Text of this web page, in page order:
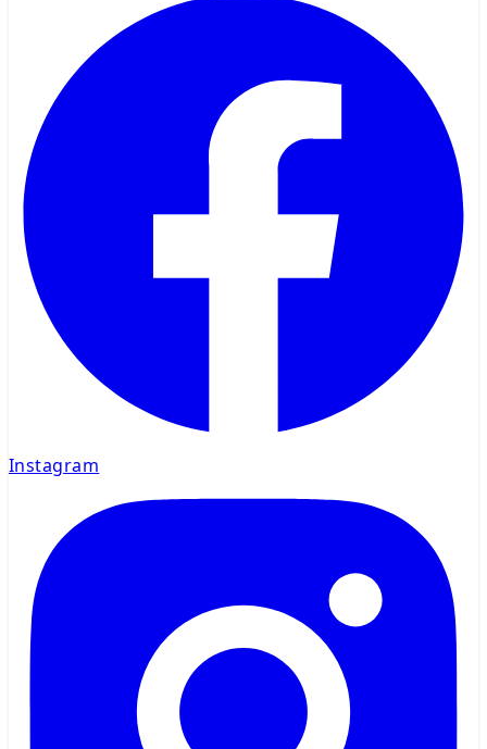
Instagram